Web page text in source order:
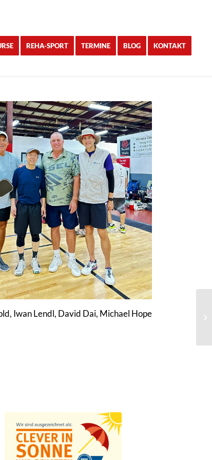
REHA-SPORT TERMINE BLOG KONTAKT
Iwan Lendl, David Dai, Michael Hope